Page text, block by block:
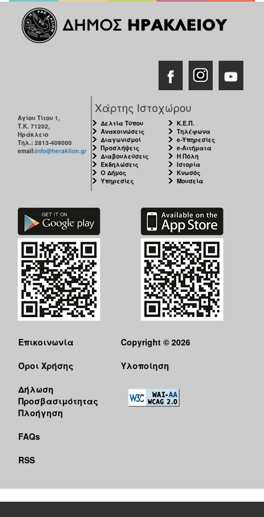
Αγίου Τίτου 1,
Τ.Κ. 71202,
Ηράκλειο
Τηλ.: 2813-409000
email:info@heraklion.gr
Χάρτης Ιστοχώρου
Δελτία Τύπου
Ανακοινώσεις
Διαγωνισμοί
Προσλήψεις
Διαβουλεύσεις
Εκδηλώσεις
Ο Δήμος
Υπηρεσίες
Κ.Ε.Π.
Τηλέφωνα
e-Υπηρεσίες
e-Αιτήματα
Η Πόλη
Ιστορία
Κνωσός
Μουσεία
Επικοινωνία
Όροι Χρήσης
Δήλωση
Προσβασιμότητας
Πλοήγηση
FAQs
RSS
Copyright © 2026
Υλοποίηση